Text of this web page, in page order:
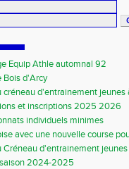
Equip Athle automnal 92
Bois d'Arcy
créneau d'entrainement jeunes
et inscriptions 2025 2026
individuels minimes
avec une nouvelle course
Créneau d'entrainement
2024-2025